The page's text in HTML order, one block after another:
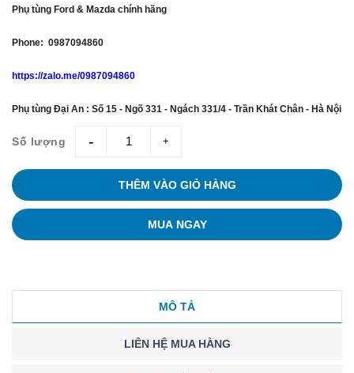
Phụ tùng Ford & Mazda chính hãng
Phone: 0987094860
https://zalo.me/0987094860
Phụ tùng Đại An : Số 15 - Ngõ 331 - Ngách 331/4 - Trần Khát Chân - Hà Nội
Số lượng giam tang
THÊM VÀO GIỎ HÀNG
MUA NGAY
MÔ TẢ
LIÊN HỆ MUA HÀNG